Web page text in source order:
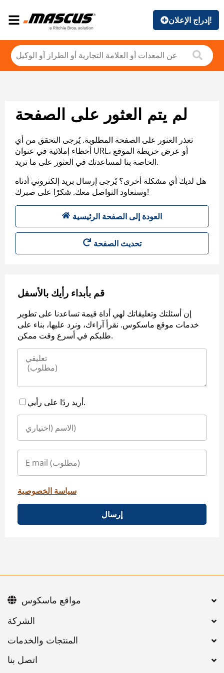
إدراج الإعلان!
لم يتم العثور على الصفحة
تعذر العثور على الصفحة المطلوبة. يُرجى التحقق من أي
أخطاء إملائية في عنوان URL، أو عرض خريطة الموقع
الخاصة بنا لمساعدتك في العثور على ما تريد.
هل لديك أي مشكلة أخرى؟ يُرجى إرسال بريد إلكتروني أدناه
وسنعاود التواصل معك. شكرًا على صبرك!
العودة إلى الصفحة الرئيسية
تحديث الصفحة
قم بأبداء رأيك بالأسفل
إن أسئلتك وتعليقاتك لهي أداة قيمة تساعدنا على تطوير
خدمات موقع ماسكوس. نقرأ آراءك، ونرد عليها، بناء على
طلبكم في أسرع وقت ممكن.
أريد ردًا على رأيي.
سياسة الخصوصية
إرسال
اتصل بنا
مواقع ماسكوس